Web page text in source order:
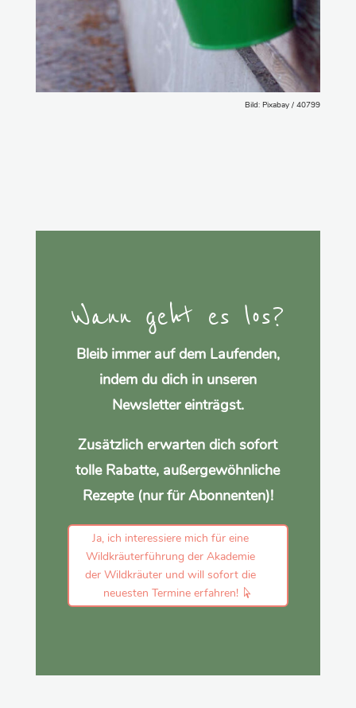
Bild: Pixabay / 40799
Wann geht es los?
Bleib immer auf dem Laufenden,
indem du dich in unseren
Newsletter einträgst.
Zusätzlich erwarten dich sofort
tolle Rabatte, außergewöhnliche
Rezepte (nur für Abonnenten)!
Ja, ich interessiere mich für eine
Wildkräuterführung der Akademie
der Wildkräuter und will sofort die
neuesten Termine erfahren!